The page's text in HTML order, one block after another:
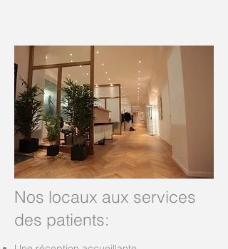
Nos locaux aux services
des patients: